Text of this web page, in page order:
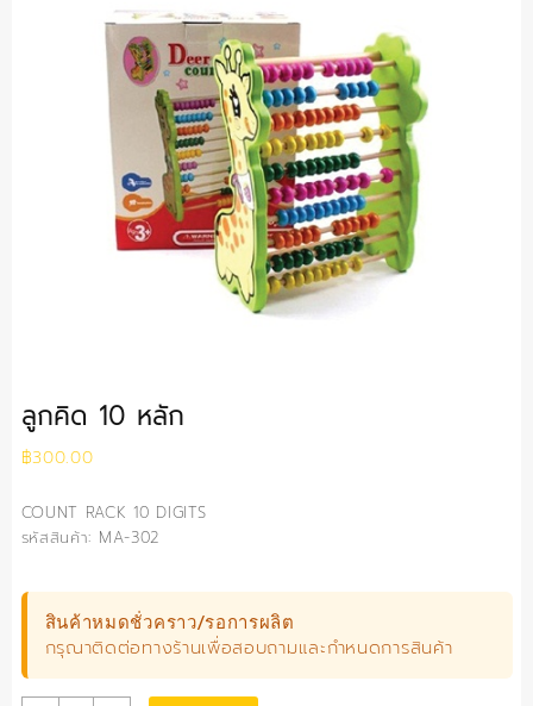
ลูกคิด 10 หลัก
฿300.00
COUNT RACK 10 DIGITS
รหัสสินค้า: MA-302
สินค้าหมดชั่วคราว/รอการผลิต
กรุณาติดต่อทางร้านเพื่อสอบถามและกำหนดการสินค้า